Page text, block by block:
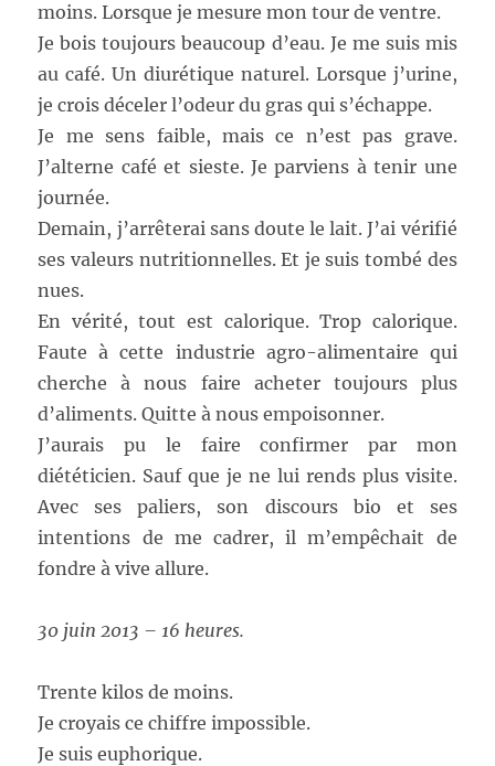
moins. Lorsque je mesure mon tour de ventre.
Je bois toujours beaucoup d’eau. Je me suis mis
au café. Un diurétique naturel. Lorsque j’urine,
je crois déceler l’odeur du gras qui s’échappe.
Je me sens faible, mais ce n’est pas grave.
J’alterne café et sieste. Je parviens à tenir une
journée.
Demain, j’arrêterai sans doute le lait. J’ai vérifié
ses valeurs nutritionnelles. Et je suis tombé des
nues.
En vérité, tout est calorique. Trop calorique.
Faute à cette industrie agro-alimentaire qui
cherche à nous faire acheter toujours plus
d’aliments. Quitte à nous empoisonner.
J’aurais pu le faire confirmer par mon
diététicien. Sauf que je ne lui rends plus visite.
Avec ses paliers, son discours bio et ses
intentions de me cadrer, il m’empêchait de
fondre à vive allure.
30 juin 2013 – 16 heures.
Trente kilos de moins.
Je croyais ce chiffre impossible.
Je suis euphorique.